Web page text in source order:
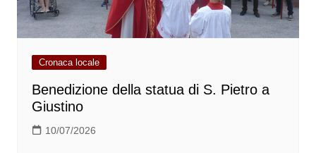
Cronaca locale
Benedizione della statua di S. Pietro a
Giustino
10/07/2026